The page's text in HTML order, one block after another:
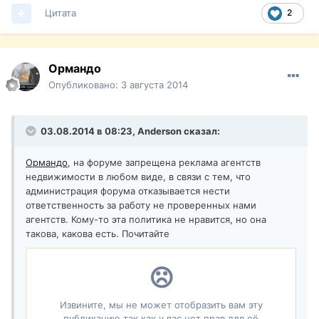
2
Цитата
Ормандо
Опубликовано: 3 августа 2014
03.08.2014 в 08:23, Anderson сказал:
Ормандо, на форуме запрещена реклама агентств
недвижимости в любом виде, в связи с тем, что
администрация форума отказывается нести
ответственность за работу не проверенных нами
агентств. Кому-то эта политика не нравится, но она
такова, какова есть. Почитайте